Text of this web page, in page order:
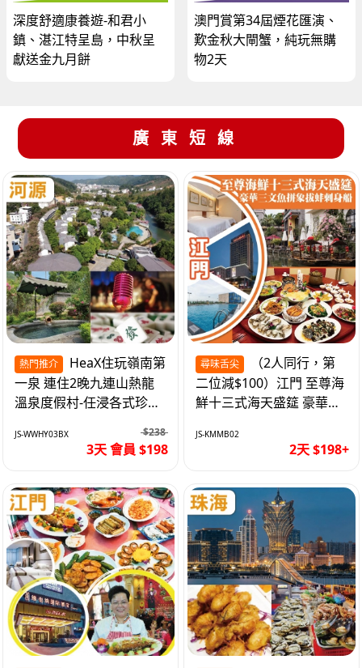
深度舒適康養遊-和君小
鎮、湛江特呈島，中秋呈
獻送金九月餅
澳門賞第34屆煙花匯演、
歎金秋大閘蟹，純玩無購
物2天
廣東短線
熱門推介
一泉 連住2晚九連山熱龍
溫泉度假村-任浸各式珍稀
JS-WWHY03BX $238
3天 會員 $198
尋味舌尖
二位減$100）江門 至尊海
鮮十三式海天盛筵 豪華三
2天
JS-KMMB02
2天 $198+